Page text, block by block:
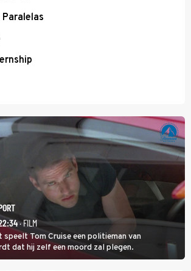
Paralelas
· FILM
Tom Cruise een politieman van
dat hij zelf een moord zal plegen.